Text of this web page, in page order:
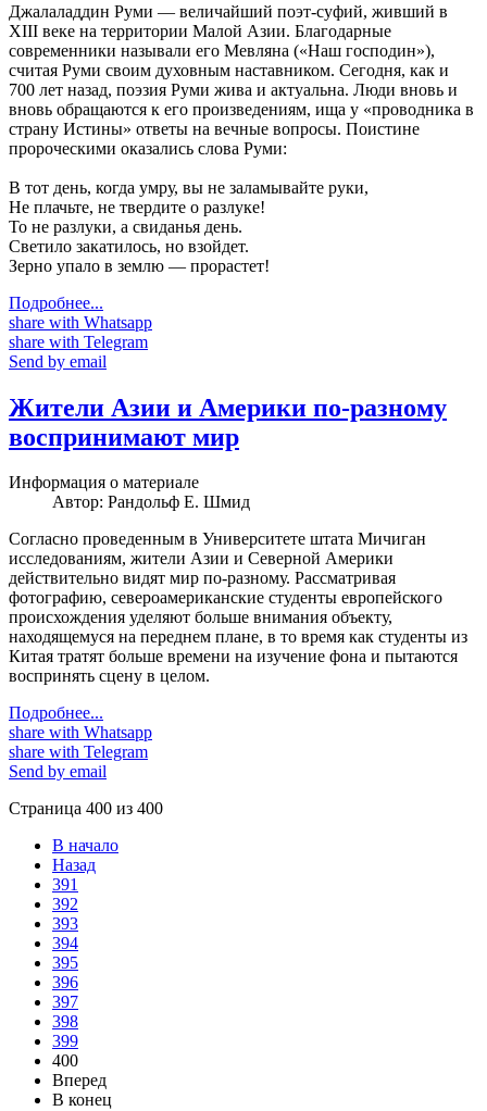
Джалаладдин Руми — величайший поэт-суфий, живший в
ХIII веке на территории Малой Азии. Благодарные
современники называли его Мевляна («Наш господин»),
считая Руми своим духовным наставником. Cегодня, как и
700 лет назад, поэзия Руми жива и актуальна. Люди вновь и
вновь обращаются к его произведениям, ища у «проводника в
страну Истины» ответы на вечные вопросы. Поистине
пророческими оказались слова Руми:
В тот день, когда умру, вы не заламывайте руки,
Не плачьте, не твердите о разлуке!
То не разлуки, а свиданья день.
Светило закатилось, но взойдет.
Зерно упало в землю — прорастет!
Подробнее...
share with Whatsapp
share with Telegram
Send by email
Жители Азии и Америки по-разному
воспринимают мир
Информация о материале
Автор: Рандольф Е. Шмид
Согласно проведенным в Университете штата Мичиган
исследованиям, жители Азии и Северной Америки
действительно видят мир по-разному. Рассматривая
фотографию, североамериканские студенты европейского
происхождения уделяют больше внимания объекту,
находящемуся на переднем плане, в то время как студенты из
Китая тратят больше времени на изучение фона и пытаются
воспринять сцену в целом.
Подробнее...
share with Whatsapp
share with Telegram
Send by email
Страница 400 из 400
В начало
Назад
391
392
393
394
395
396
397
398
399
400
Вперед
В конец